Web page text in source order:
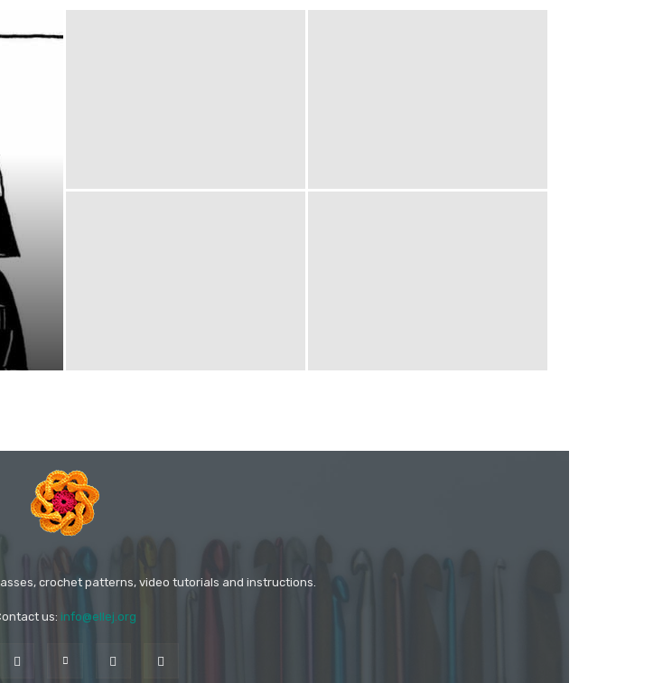
crochet patterns, video tutorials and instructions.
us: info@ellej.org